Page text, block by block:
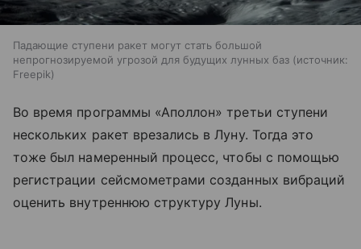
Падающие ступени ракет могут стать большой
непрогнозируемой угрозой для будущих лунных баз
источник:
Freepik
Во время программы «Аполлон» третьи ступени
нескольких ракет врезались в Луну. Тогда это
тоже был намеренный процесс, чтобы с помощью
регистрации сейсмометрами созданных вибраций
оценить внутреннюю структуру Луны.